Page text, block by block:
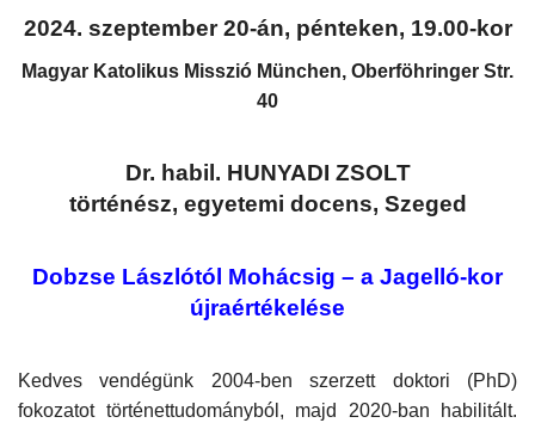
Sport
Humor
Napló postája
Újság Archívum
2024. szeptember 20-án, pénteken, 19.00-kor
Magyar Katolikus Misszió München, Oberföhringer Str.
40
Dr. habil. HUNYADI ZSOLT
történész, egyetemi docens, Szeged
Dobzse Lászlótól Mohácsig – a Jagelló-kor
újraértékelése
Kedves vendégünk 2004-ben szerzett doktori (PhD)
fokozatot történettudományból, majd 2020-ban habilitált.